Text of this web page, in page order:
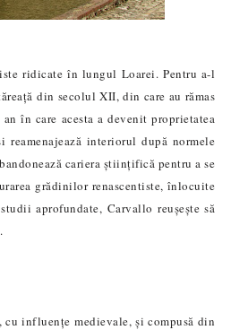
ridicate în lungul Loarei. Pentru a-l
din secolul XII, din care au rămas
în care acesta a devenit proprietatea
reamenajează interiorul după normele
cariera științifică pentru a se
grădinilor renascentiste, înlocuite
aprofundate, Carvallo reușește să
influențe medievale, și compusă din